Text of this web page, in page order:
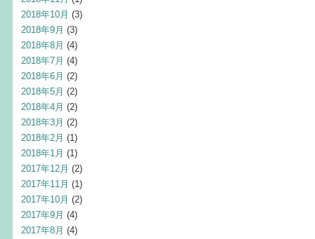
2018年10月 (3)
2018年9月 (3)
2018年8月 (4)
2018年7月 (4)
2018年6月 (2)
2018年5月 (2)
2018年4月 (2)
2018年3月 (2)
2018年2月 (1)
2018年1月 (1)
2017年12月 (2)
2017年11月 (1)
2017年10月 (2)
2017年9月 (4)
2017年8月 (4)